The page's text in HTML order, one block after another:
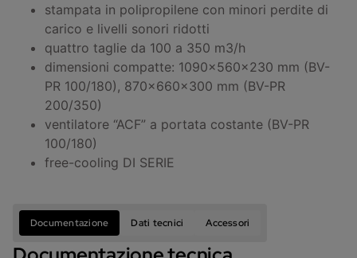
stampata in polipropilene con minori perdite di
carico e livelli sonori ridotti
quattro taglie da 100 a 350 m3/h
dimensioni compatte: 1090x560x230 mm (BV-
PR 100/180), 870x660x300 mm (BV-PR
200/350)
ventilatore “ACF” a portata costante (BV-PR
100/180)
free-cooling DI SERIE
Documentazione Dati tecnici Accessori